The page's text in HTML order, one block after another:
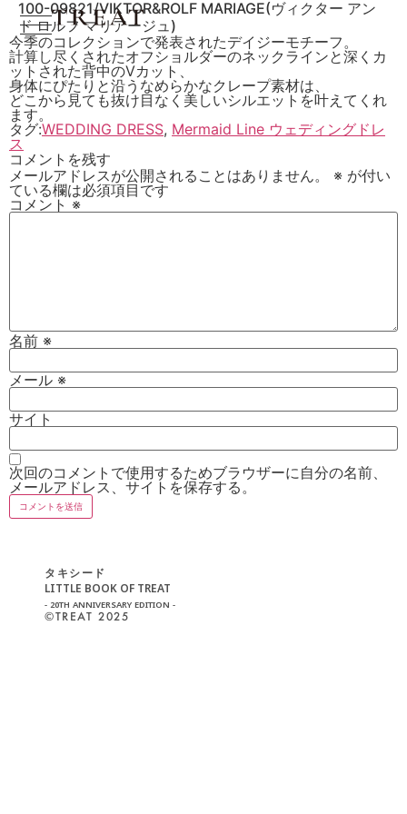
100-09821/VIKTOR&ROLF MARIAGE(ヴィクター アン
ド ロルフ マリアージュ)
今季のコレクションで発表されたデイジーモチーフ。
計算し尽くされたオフショルダーのネックラインと深くカ
ットされた背中のVカット、
身体にぴたりと沿うなめらかなクレープ素材は、
どこから見ても抜け目なく美しいシルエットを叶えてくれ
ます。
タグ:WEDDING DRESS, Mermaid Line ウェディングドレ
ス
コメントを残す
メールアドレスが公開されることはありません。
※ が付い
ている欄は必須項目です
コメント ※
名前 ※
メール ※
サイト
次回のコメントで使用するためブラウザーに自分の名前、
メールアドレス、サイトを保存する。
タキシード
LITTLE BOOK OF TREAT
- 20TH ANNIVERSARY EDITION -
©︎TREAT 2025